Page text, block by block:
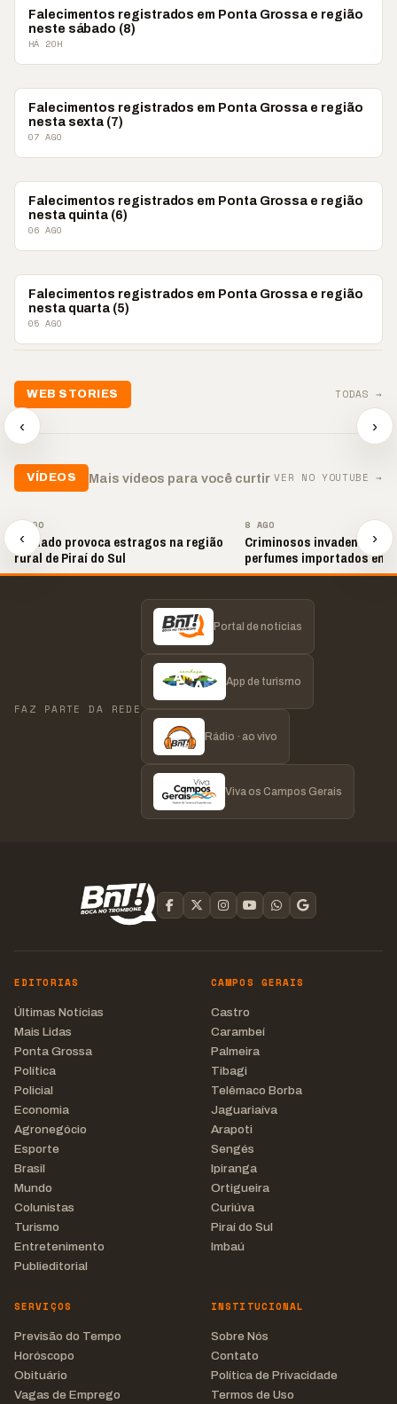
OBITUÁRIO
Falecimentos registrados em Ponta Grossa e região
neste sábado (8)
HÁ 20H
OBITUÁRIO
Falecimentos registrados em Ponta Grossa e região
nesta sexta (7)
07 AGO
OBITUÁRIO
Falecimentos registrados em Ponta Grossa e região
nesta quinta (6)
06 AGO
OBITUÁRIO
Falecimentos registrados em Ponta Grossa e região
nesta quarta (5)
05 AGO
WEB STORIES TODAS →
‹
📢💜 Agosto Lilás
reforça combate à
violência contra a
mulher
📢 Noite
chega
oração
›
VÍDEOS Mais vídeos para você curtir VER NO YOUTUBE →
‹
8 AGO
Tornado provoca estragos na região
rural de Piraí do Sul
8 AGO
Criminosos invadem loja
perfumes importados em
›
FAZ PARTE DA REDE
Portal de notícias
App de turismo
Rádio · ao vivo
Viva os Campos Gerais
EDITORIAS
Últimas Notícias
Mais Lidas
Ponta Grossa
Política
Policial
Economia
Agronegócio
Esporte
Brasil
Mundo
Colunistas
Turismo
Entretenimento
Publieditorial
CAMPOS GERAIS
Castro
Carambeí
Palmeira
Tibagi
Telêmaco Borba
Jaguariaíva
Arapoti
Sengés
Ipiranga
Ortigueira
Curiúva
Piraí do Sul
Imbaú
SERVIÇOS
Previsão do Tempo
Horóscopo
Obituário
Vagas de Emprego
INSTITUCIONAL
Sobre Nós
Contato
Política de Privacidade
Termos de Uso